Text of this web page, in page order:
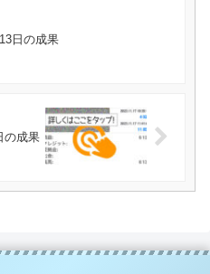
日の成果
の成果